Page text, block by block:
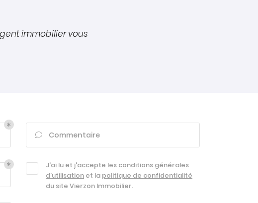
immobilier vous
 Commentaire
J'ai lu et j'accepte les conditions générales
d'utilisation et la politique de confidentialité
du site Vierzon Immobilier.